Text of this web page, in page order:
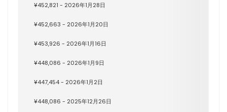
¥452,821 - 2026年1月28日
¥452,663 - 2026年1月20日
¥453,926 - 2026年1月16日
¥448,086 - 2026年1月9日
¥447,454 - 2026年1月2日
¥448,086 - 2025年12月26日